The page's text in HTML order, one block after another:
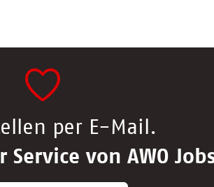
per E-Mail.
Service von AWO